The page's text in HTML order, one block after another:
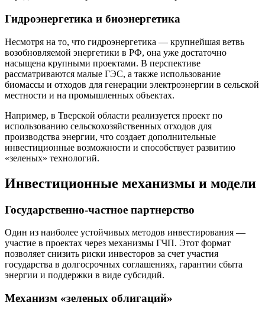
Гидроэнергетика и биоэнергетика
Несмотря на то, что гидроэнергетика — крупнейшая ветвь
возобновляемой энергетики в РФ, она уже достаточно
насыщена крупными проектами. В перспективе
рассматриваются малые ГЭС, а также использование
биомассы и отходов для генерации электроэнергии в сельской
местности и на промышленных объектах.
Например, в Тверской области реализуется проект по
использованию сельскохозяйственных отходов для
производства энергии, что создает дополнительные
инвестиционные возможности и способствует развитию
«зеленых» технологий.
Инвестиционные механизмы и модели
Государственно-частное партнерство
Один из наиболее устойчивых методов инвестирования —
участие в проектах через механизмы ГЧП. Этот формат
позволяет снизить риски инвесторов за счет участия
государства в долгосрочных соглашениях, гарантии сбыта
энергии и поддержки в виде субсидий.
Механизм «зеленых облигаций»